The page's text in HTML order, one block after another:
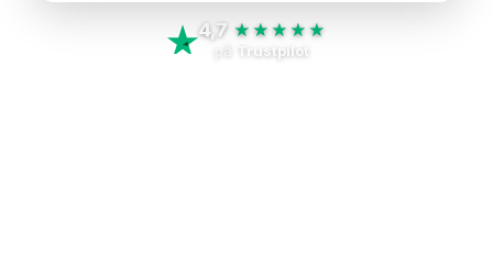
4,7 ★★★★★
på Trustpilot